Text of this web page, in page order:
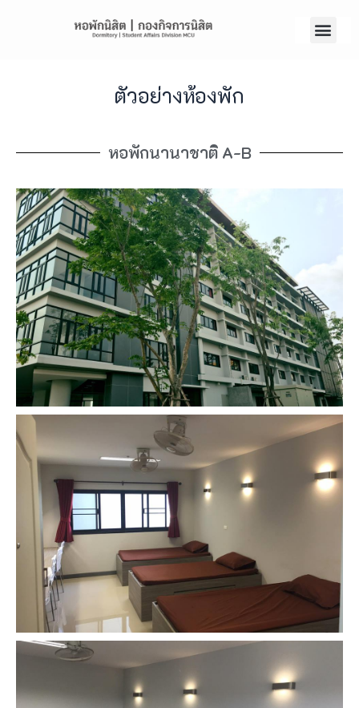
ตัวอย่างห้องพัก
หอพักนานาชาติ A-B